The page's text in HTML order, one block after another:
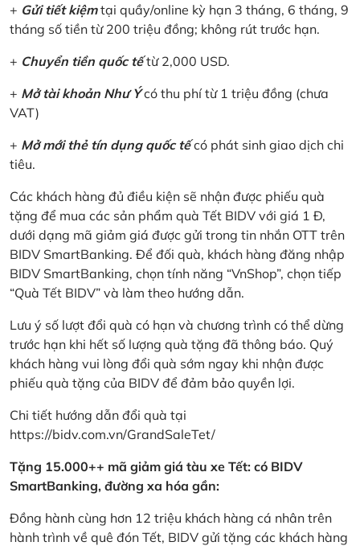
+ Gửi tiết kiệmtại quầy/online kỳ hạn 3 tháng, 6 tháng, 9
tháng số tiền từ 200 triệu đồng; không rút trước hạn.
+ Chuyển tiền quốc tếtừ 2,000 USD.
+ Mở tài khoản Như Ýcó thu phí từ 1 triệu đồng (chưa
VAT)
+ Mở mới thẻ tín dụng quốc tếcó phát sinh giao dịch chi
tiêu.
Các khách hàng đủ điều kiện sẽ nhận được phiếu quà
tặng để mua các sản phẩm quà Tết BIDV với giá 1 Đ,
dưới dạng mã giảm giá được gửi trong tin nhắn OTT trên
BIDV SmartBanking. Để đối quà, khách hàng đăng nhập
BIDV SmartBanking, chọn tính năng “VnShop”, chọn tiếp
“Quà Tết BIDV” và làm theo hướng dẫn.
Lưu ý số lượt đổi quà có hạn và chương trình có thể dừng
trước hạn khi hết số lượng quà tặng đã thông báo. Quý
khách hàng vui lòng đổi quà sớm ngay khi nhận được
phiếu quà tặng của BIDV để đảm bảo quyền lợi.
Chi tiết hướng dẫn đổi quà tại
https://bidv.com.vn/GrandSaleTet/
Tặng 15.000++ mã giảm giá tàu xe Tết: có BIDV
SmartBanking, đường xa hóa gần:
Đồng hành cùng hơn 12 triệu khách hàng cá nhân trên
hành trình về quê đón Tết, BIDV gửi tặng các khách hàng